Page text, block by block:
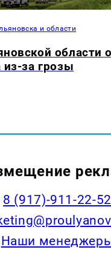
и области
области
из-за грозы
8 (917)-911-22-52
Наши